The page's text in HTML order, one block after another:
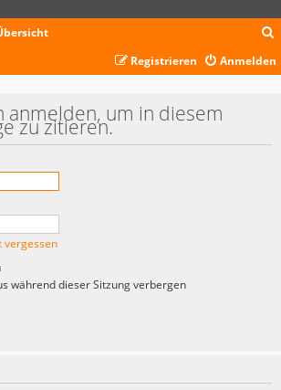
c
Anmelden
Registrieren
anmelden, um in diesem
zu zitieren.
vergessen
während dieser Sitzung verbergen